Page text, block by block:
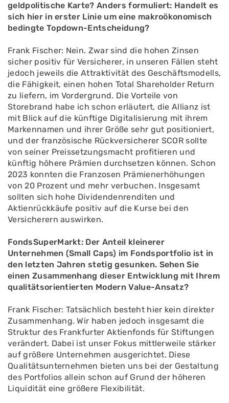
geldpolitische Karte? Anders formuliert: Handelt es
sich hier in erster Linie um eine makroökonomisch
bedingte Topdown-Entscheidung?
Frank Fischer: Nein. Zwar sind die hohen Zinsen
sicher positiv für Versicherer, in unseren Fällen steht
jedoch jeweils die Attraktivität des Geschäftsmodells,
die Fähigkeit, einen hohen Total Shareholder Return
zu liefern, im Vordergrund. Die Vorteile von
Storebrand habe ich schon erläutert, die Allianz ist
mit Blick auf die künftige Digitalisierung mit ihrem
Markennamen und ihrer Größe sehr gut positioniert,
und der französische Rückversicherer SCOR sollte
von seiner Preissetzungsmacht profitieren und
künftig höhere Prämien durchsetzen können. Schon
2023 konnten die Franzosen Prämienerhöhungen
von 20 Prozent und mehr verbuchen. Insgesamt
sollten sich hohe Dividendenrenditen und
Aktienrückkäufe positiv auf die Kurse bei den
Versicherern auswirken.
FondsSuperMarkt: Der Anteil kleinerer
Unternehmen (Small Caps) im Fondsportfolio ist in
den letzten Jahren stetig gesunken. Sehen Sie
einen Zusammenhang dieser Entwicklung mit Ihrem
qualitätsorientierten Modern Value-Ansatz?
Frank Fischer: Tatsächlich besteht hier kein direkter
Zusammenhang. Wir haben jedoch insgesamt die
Struktur des Frankfurter Aktienfonds für Stiftungen
verändert. Dabei ist unser Fokus mittlerweile stärker
auf größere Unternehmen ausgerichtet. Diese
Qualitätsunternehmen bieten uns bei der Gestaltung
des Portfolios allein schon auf Grund der höheren
Liquidität eine größere Flexibilität.